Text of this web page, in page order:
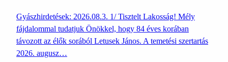
Gyászhirdetések: 2026.08.3. 1/ Tisztelt Lakosság! Mély
fájdalommal tudatjuk Önökkel, hogy 84 éves korában
távozott az élők sorából Letusek János. A temetési szertartás
2026. augusz…